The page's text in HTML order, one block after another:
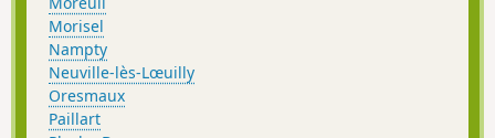
Morisel
Nampty
Neuville-lès-Lœuilly
Oresmaux
Paillart